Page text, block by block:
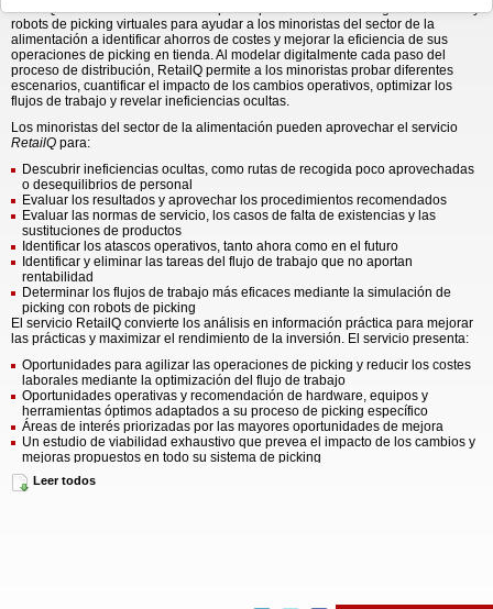
RetailQ es un servicio de análisis que emplea la simulación digital avanzada y
robots de picking virtuales para ayudar a los minoristas del sector de la
alimentación a identificar ahorros de costes y mejorar la eficiencia de sus
operaciones de picking en tienda. Al modelar digitalmente cada paso del
proceso de distribución, RetailQ permite a los minoristas probar diferentes
escenarios, cuantificar el impacto de los cambios operativos, optimizar los
flujos de trabajo y revelar ineficiencias ocultas.
Los minoristas del sector de la alimentación pueden aprovechar el servicio
RetailQ para:
Descubrir ineficiencias ocultas, como rutas de recogida poco aprovechadas
o desequilibrios de personal
Evaluar los resultados y aprovechar los procedimientos recomendados
Evaluar las normas de servicio, los casos de falta de existencias y las
sustituciones de productos
Identificar los atascos operativos, tanto ahora como en el futuro
Identificar y eliminar las tareas del flujo de trabajo que no aportan
rentabilidad
Determinar los flujos de trabajo más eficaces mediante la simulación de
picking con robots de picking
El servicio RetailQ convierte los análisis en información práctica para mejorar
las prácticas y maximizar el rendimiento de la inversión. El servicio presenta:
Oportunidades para agilizar las operaciones de picking y reducir los costes
laborales mediante la optimización del flujo de trabajo
Oportunidades operativas y recomendación de hardware, equipos y
herramientas óptimos adaptados a su proceso de picking específico
Áreas de interés priorizadas por las mayores oportunidades de mejora
Un estudio de viabilidad exhaustivo que prevea el impacto de los cambios y
mejoras propuestos en todo su sistema de picking
«Los minoristas del sector de la alimentación necesitan análisis operativos
para comprender los puntos fuertes y débiles de su cumplimiento de comercio
Leer todos